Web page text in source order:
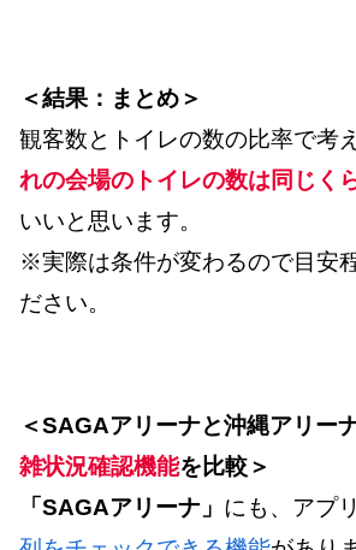
＜結果：まとめ＞
観客数とトイレの数の比率で考
れの会場のトイレの数は同じく
いいと思います。
※実際は条件が変わるので目安
ださい。
＜SAGAアリーナと沖縄アリー
雑状況確認機能を比較＞
「SAGAアリーナ」 にも、アプ